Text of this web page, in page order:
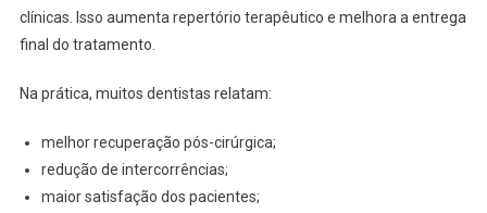
clínicas. Isso aumenta repertório terapêutico e melhora a entrega
final do tratamento.
Na prática, muitos dentistas relatam:
melhor recuperação pós-cirúrgica;
redução de intercorrências;
maior satisfação dos pacientes;